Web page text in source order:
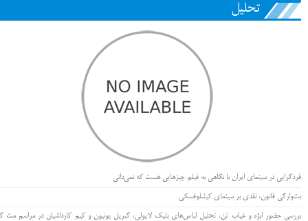
تحلیل
فردگرایی در سینمای ایران با نگاهی به فیلم چیزهایی هست که نمی‌دانی
بت‌وارگی قانون، نقدی بر سینمای کیشلوفسکی
بررسی حضور ابژه و غیاب تن، تحلیل لباس‌های بلیک لایولی، گبریل یونیون و کیم کارداشیان در مراسم مت